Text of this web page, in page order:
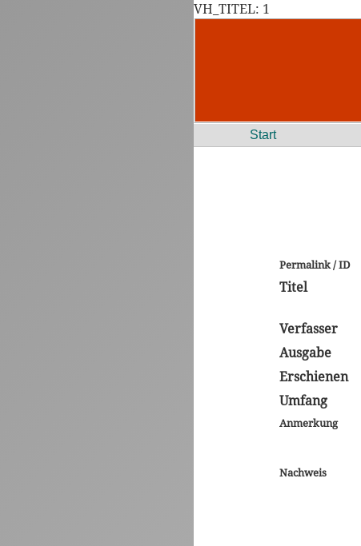
VH_TITEL: 1
Start
Permalink / ID
Titel
Verfasser
Ausgabe
Erschienen
Umfang
Anmerkung
Nachweis